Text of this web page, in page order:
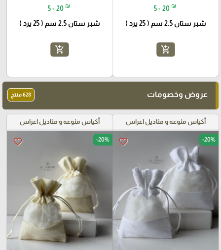
5 - 20 ₪
شبر ستان 2.5 سم ( 25 يرد )
add_shopping_cart
5 - 20 ₪
شبر ستان 2.5 سم ( 25 يرد )
add_shopping_cart
عروض وخصومات 628 منتج
أكياس منوعه و مناديل اعراس
favorite_border -20%
أكياس منوعه و مناديل اعراس
favorite_border -20%